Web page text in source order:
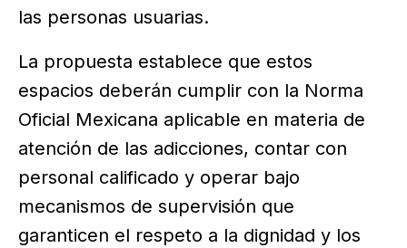
las personas usuarias.
La propuesta establece que estos
espacios deberán cumplir con la Norma
Oficial Mexicana aplicable en materia de
atención de las adicciones, contar con
personal calificado y operar bajo
mecanismos de supervisión que
garanticen el respeto a la dignidad y los